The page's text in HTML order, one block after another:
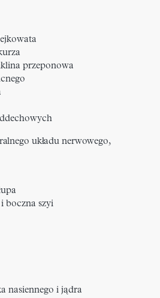
przeponowa​
układu nerwowego,
boczna szyi​
nasiennego i jądra